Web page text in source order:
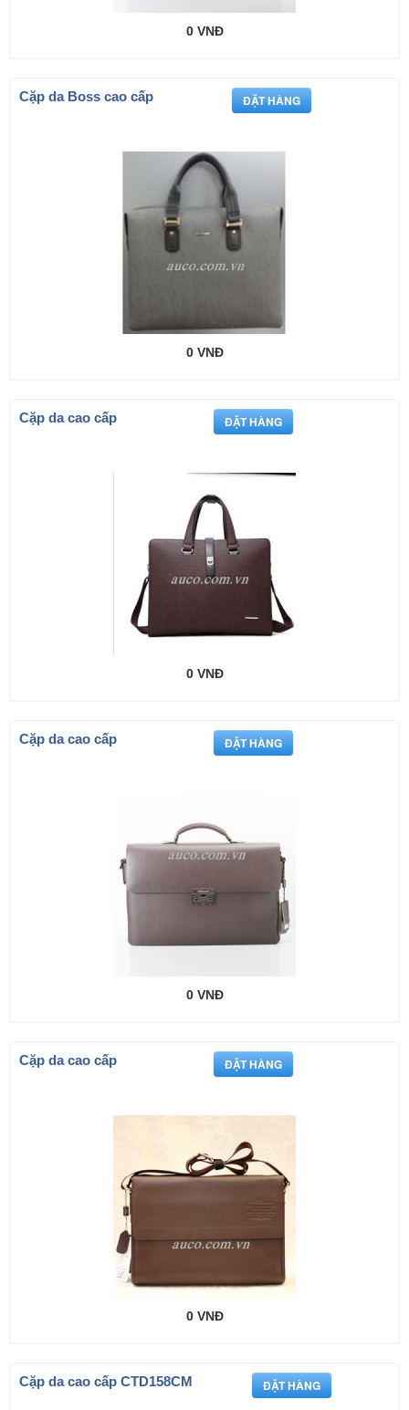
0 VNĐ
Cặp da Boss cao cấp
0 VNĐ
Cặp da cao cấp
0 VNĐ
Cặp da cao cấp
0 VNĐ
Cặp da cao cấp
0 VNĐ
Cặp da cao cấp CTD158CM